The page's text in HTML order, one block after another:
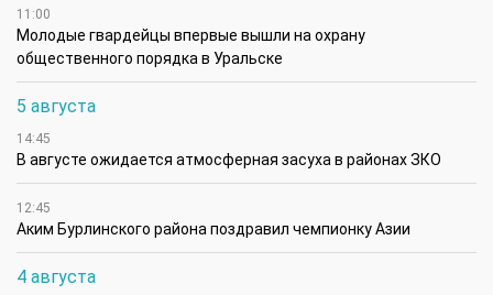
11:00
Молодые гвардейцы впервые вышли на охрану
общественного порядка в Уральске
5 августа
14:45
В августе ожидается атмосферная засуха в районах ЗКО
12:45
Аким Бурлинского района поздравил чемпионку Азии
4 августа